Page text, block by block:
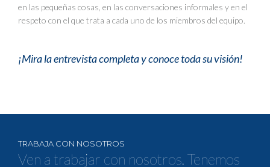
en las pequeñas cosas, en las conversaciones informales y en el
respeto con el que trata a cada uno de los miembros del equipo.
¡Mira la entrevista completa y conoce toda su visión!
TRABAJA CON NOSOTROS
Ven a trabajar con nosotros. Tenemos